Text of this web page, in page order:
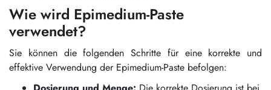
Wie wird Epimedium-Paste
verwendet?
Sie können die folgenden Schritte für eine korrekte und
effektive Verwendung der Epimedium-Paste befolgen: